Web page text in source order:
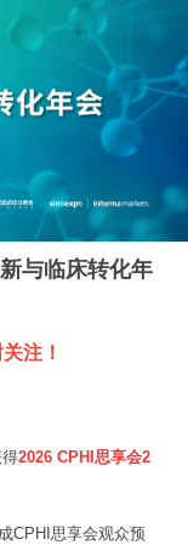
与临床转化年
注！
得2026 CPHI思享会2
CPHI思享会观众预